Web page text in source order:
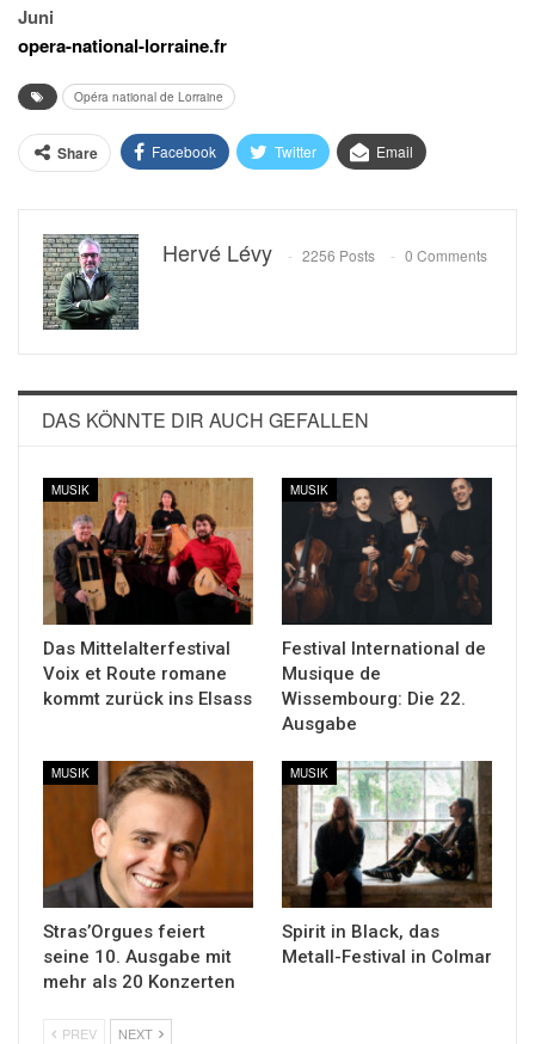
Juni
opera-national-lorraine.fr
Opéra national de Lorraine
Share Facebook Twitter Email
Hervé Lévy 2256 Posts 0 Comments
DAS KÖNNTE DIR AUCH GEFALLEN
MUSIK
Das Mittelalterfestival
Voix et Route romane
kommt zurück ins Elsass
MUSIK
Festival International de
Musique de
Wissembourg: Die 22.
Ausgabe
MUSIK
Stras’Orgues feiert
seine 10. Ausgabe mit
mehr als 20 Konzerten
MUSIK
Spirit in Black, das
Metall-Festival in Colmar
PREV NEXT